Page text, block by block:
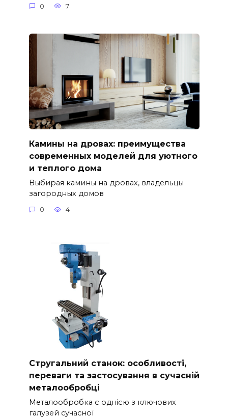
0 7
Камины на дровах: преимущества
современных моделей для уютного
и теплого дома
Выбирая камины на дровах, владельцы
загородных домов
0 4
Стругальний станок: особливості,
переваги та застосування в сучасній
металообробці
Металообробка є однією з ключових
галузей сучасної